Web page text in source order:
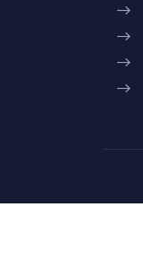



